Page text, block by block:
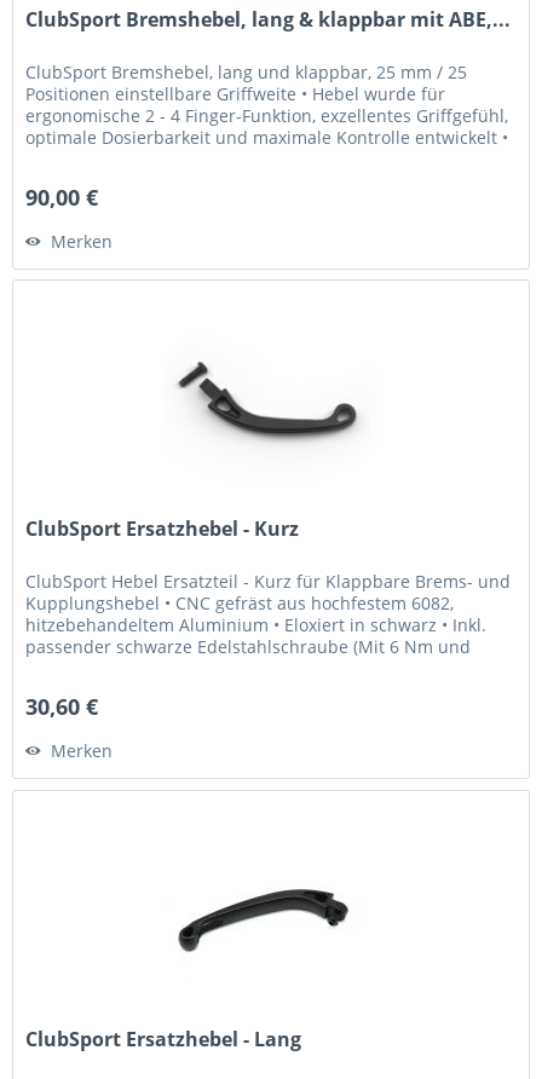
ClubSport Bremshebel, lang & klappbar mit ABE,...
ClubSport Bremshebel, lang und klappbar, 25 mm / 25
Positionen einstellbare Griffweite • Hebel wurde für
ergonomische 2 - 4 Finger-Funktion, exzellentes Griffgefühl,
optimale Dosierbarkeit und maximale Kontrolle entwickelt •
90,00 €
Merken
ClubSport Ersatzhebel - Kurz
ClubSport Hebel Ersatzteil - Kurz für Klappbare Brems- und
Kupplungshebel • CNC gefräst aus hochfestem 6082,
hitzebehandeltem Aluminium • Eloxiert in schwarz • Inkl.
passender schwarze Edelstahlschraube (Mit 6 Nm und
30,60 €
Merken
ClubSport Ersatzhebel - Lang